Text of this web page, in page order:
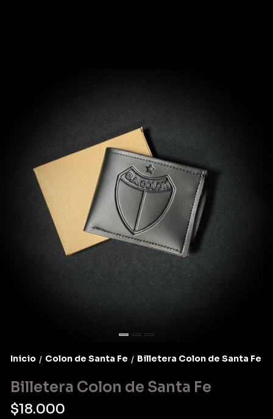
Inicio / Colon de Santa Fe / Billetera Colon de Santa Fe
Billetera Colon de Santa Fe
$18.000